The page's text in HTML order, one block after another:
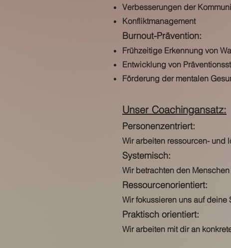
Verbesserungen der
Konfliktmanagement
Burnout-Prävention:
Frühzeitige Erkennung von
Entwicklung von
Förderung der mentalen
Unser Coachingansatz:
Personenzentriert:
Wir arbeiten ressourcen- und
Systemisch:
Wir betrachten den
Ressourcenorientiert:
Wir fokussieren uns auf deine
Praktisch orientiert:
Wir arbeiten mit dir an